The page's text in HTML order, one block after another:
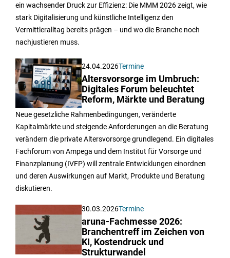
ein wachsender Druck zur Effizienz: Die MMM 2026 zeigt, wie
stark Digitalisierung und künstliche Intelligenz den
Vermittleralltag bereits prägen – und wo die Branche noch
nachjustieren muss.
24.04.2026Termine
Altersvorsorge im Umbruch:
Digitales Forum beleuchtet
Reform, Märkte und Beratung
Neue gesetzliche Rahmenbedingungen, veränderte
Kapitalmärkte und steigende Anforderungen an die Beratung
verändern die private Altersvorsorge grundlegend. Ein digitales
Fachforum von Ampega und dem Institut für Vorsorge und
Finanzplanung (IVFP) will zentrale Entwicklungen einordnen
und deren Auswirkungen auf Markt, Produkte und Beratung
diskutieren.
30.03.2026Termine
aruna-Fachmesse 2026:
Branchentreff im Zeichen von
KI, Kostendruck und
Strukturwandel